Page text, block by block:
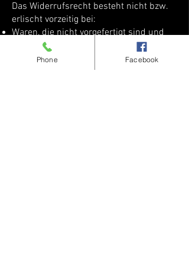
Das Widerrufsrecht besteht nicht bzw.
erlischt vorzeitig bei:
Waren, die nicht vorgefertigt sind und
für deren Herstellung eine individuelle
Auswahl oder Bestimmung durch den
Verbraucher maßgeblich ist
Phone Facebook